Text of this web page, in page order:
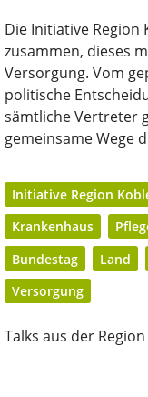
Die Initiative
zusammen, dieses
Versorgung. Vom
politische
sämtliche Vertreter
gemeinsame Wege
Initiative Region
Krankenhaus
Bundestag
Land
Versorgung
Talks aus der Region